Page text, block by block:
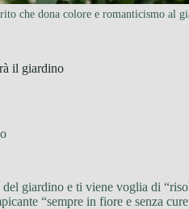
che dona colore e romanticismo al
il giardino
giardino e ti viene voglia di
“sempre in fiore e senza